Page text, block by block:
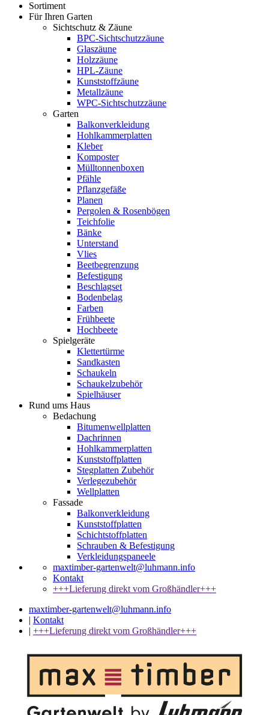
Sortiment
Für Ihren Garten
Sichtschutz & Zäune
BPC-Sichtschutzzäune
Glaszäune
Holzzäune
HPL-Zäune
Kunststoffzäune
Metallzäune
WPC-Sichtschutzzäune
Garten
Balkonverkleidung
Hohlkammerplatten
Kleber
Komposter
Mülltonnenboxen
Pfähle
Pflanzgefäße
Planen
Pergolen & Rosenbögen
Teichfolie
Bänke
Unterstand
Vlies
Beetbegrenzung
Befestigung
Beschlagset
Bodenbelag
Farben
Frühbeete
Hochbeete
Spielgeräte
Klettertürme
Sandkasten
Schaukeln
Schaukelzubehör
Spielhäuser
Rund ums Haus
Bedachung
Bitumenwellplatten
Dachrinnen
Hohlkammerplatten
Kunststoffplatten
Stegplatten Zubehör
Verlegezubehör
Wellplatten
Fassade
Balkonverkleidung
Kunststoffplatten
Schichtstoffplatten
Schrauben & Befestigung
Verkleidungspaneele
maxtimber-gartenwelt@luhmann.info
Kontakt
+++Lieferung direkt vom Großhändler+++
maxtimber-gartenwelt@luhmann.info
| Kontakt
| +++Lieferung direkt vom Großhändler+++